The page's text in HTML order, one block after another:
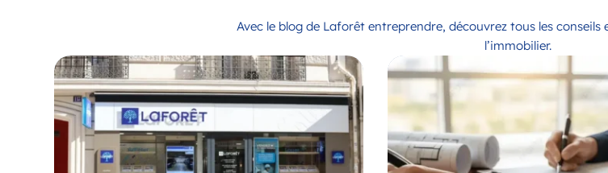
Avec le blog de Laforêt entreprendre, découvrez tous les
l’immobilier.